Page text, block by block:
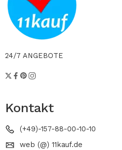
24/7 ANGEBOTE
Kontakt
(+49)-157-88-00-10-10
web (@) 11kauf.de